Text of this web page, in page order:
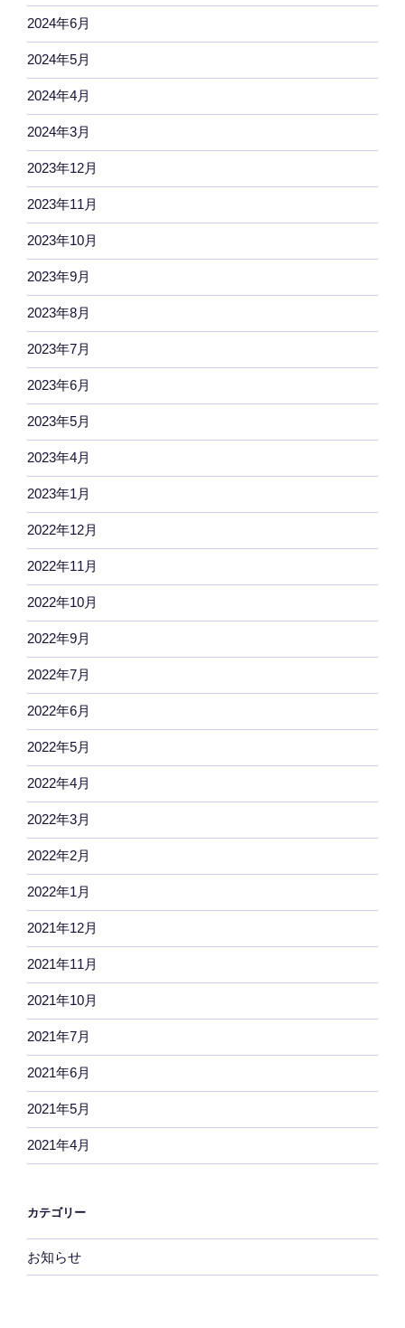
2024年6月
2024年5月
2024年4月
2024年3月
2023年12月
2023年11月
2023年10月
2023年9月
2023年8月
2023年7月
2023年6月
2023年5月
2023年4月
2023年1月
2022年12月
2022年11月
2022年10月
2022年9月
2022年7月
2022年6月
2022年5月
2022年4月
2022年3月
2022年2月
2022年1月
2021年12月
2021年11月
2021年10月
2021年7月
2021年6月
2021年5月
2021年4月
カテゴリー
お知らせ